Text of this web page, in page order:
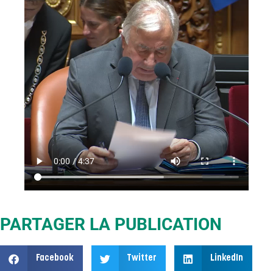
PARTAGER LA PUBLICATION
Facebook Twitter LinkedIn